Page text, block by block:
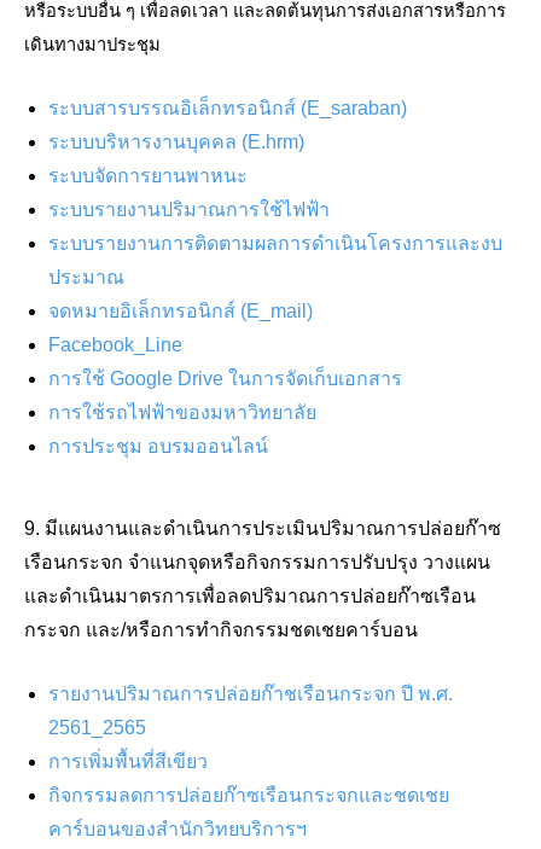
หรือระบบอื่น ๆ เพื่อลดเวลา และลดต้นทุนการส่งเอกสารหรือการ
เดินทางมาประชุม
ระบบสารบรรณอิเล็กทรอนิกส์ (E_saraban)
ระบบบริหารงานบุคคล (E.hrm)
ระบบจัดการยานพาหนะ
ระบบรายงานปริมาณการใช้ไฟฟ้า
ระบบรายงานการติดตามผลการดำเนินโครงการและงบ
ประมาณ
จดหมายอิเล็กทรอนิกส์ (E_mail)
Facebook_Line
การใช้ Google Drive ในการจัดเก็บเอกสาร
การใช้รถไฟฟ้าของมหาวิทยาลัย
การประชุม อบรมออนไลน์
9. มีแผนงานและดำเนินการประเมินปริมาณการปล่อยก๊าซ
เรือนกระจก จำแนกจุดหรือกิจกรรมการปรับปรุง วางแผน
และดำเนินมาตรการเพื่อลดปริมาณการปล่อยก๊าซเรือน
กระจก และ/หรือการทำกิจกรรมชดเชยคาร์บอน
รายงานปริมาณการปล่อยก๊าชเรือนกระจก ปี พ.ศ.
2561_2565
การเพิ่มพื้นที่สีเขียว
กิจกรรมลดการปล่อยก๊าซเรือนกระจกและชดเชย
คาร์บอนของสำนักวิทยบริการฯ